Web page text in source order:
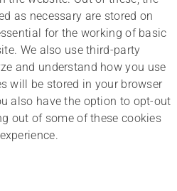
as necessary are stored on
for the working of basic
We also use third-party
and understand how you use
will be stored in your browser
also have the option to opt-out
out of some of these cookies